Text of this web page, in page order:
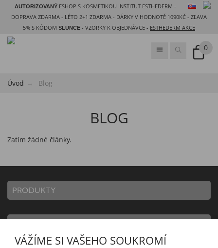
AUTORIZOVANÝ ESHOP S KOSMETIKOU INSTITUT ESTHEDERM -
DOPRAVA ZDARMA - LÉTO 2+1 ZDARMA - DÁRKY V HODNOTĚ 1090KČ - ZĽAVA
5% S KÓDOM SLUNCE - VZORKY K OBJEDNÁVCE - ESTHEDERM AKCE
0
Úvod Blog
BLOG
Zatím žádné články.
PRODUKTY
VÁŽÍME SI VAŠEHO SOUKROMÍ